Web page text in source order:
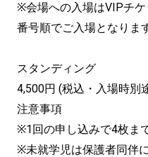
※会場への入場はVIPチ
番号順でご入場となりま
スタンディング
4,500円 (税込・入場時別
注意事項
※1回の申し込みで4枚ま
※未就学児は保護者同伴